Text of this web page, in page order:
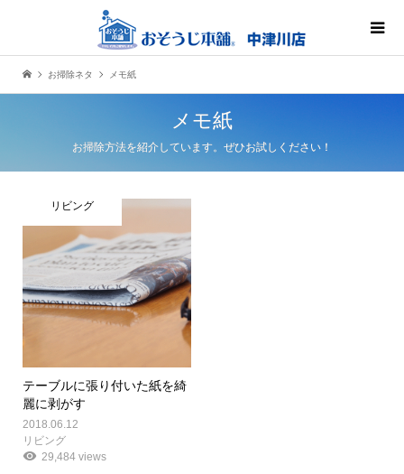
お掃除ネタ メモ紙
メモ紙
お掃除方法を紹介しています。ぜひお試しください！
リビング
テーブルに張り付いた紙を綺
麗に剥がす
2018.06.12
リビング
29,484 views